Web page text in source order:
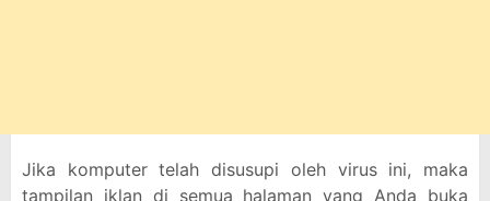
Jika komputer telah disusupi oleh virus ini, maka
tampilan iklan di semua halaman yang Anda buka